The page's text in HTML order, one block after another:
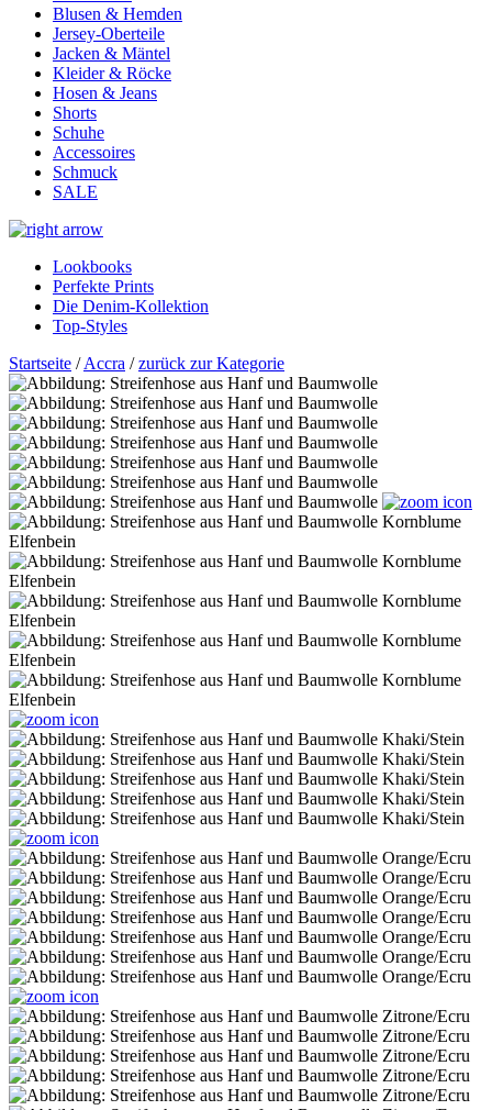
Blusen & Hemden
Jersey-Oberteile
Jacken & Mäntel
Kleider & Röcke
Hosen & Jeans
Shorts
Schuhe
Accessoires
Schmuck
SALE
Lookbooks
Perfekte Prints
Die Denim-Kollektion
Top-Styles
Startseite /Accra /zurück zur Kategorie